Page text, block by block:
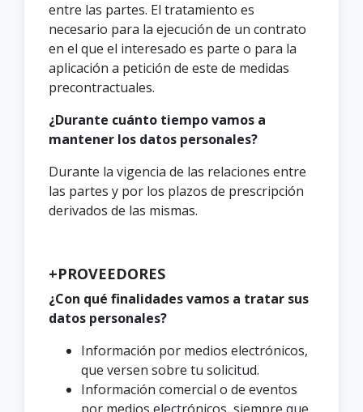
entre las partes. El tratamiento es
necesario para la ejecución de un contrato
en el que el interesado es parte o para la
aplicación a petición de este de medidas
precontractuales.
¿Durante cuánto tiempo vamos a
mantener los datos personales?
Durante la vigencia de las relaciones entre
las partes y por los plazos de prescripción
derivados de las mismas.
+PROVEEDORES
¿Con qué finalidades vamos a tratar sus
datos personales?
Información por medios electrónicos,
que versen sobre tu solicitud.
Información comercial o de eventos